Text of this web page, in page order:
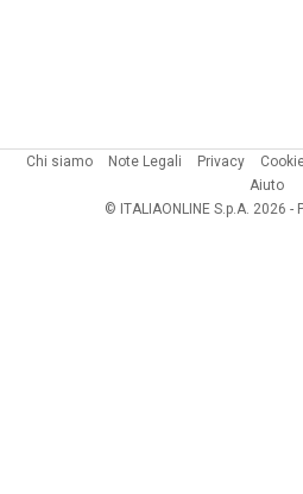
Chi siamo Note Legali Privacy
Aiuto
© ITALIAONLINE S.p.A. 2026 -